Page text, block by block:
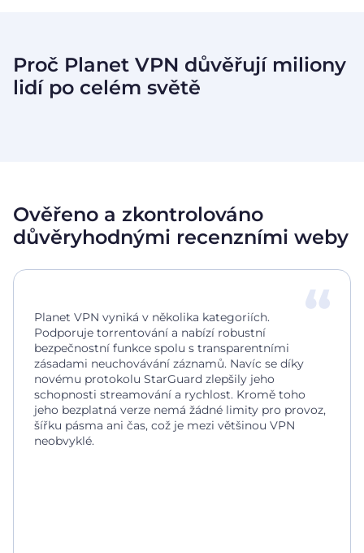
Proč Planet VPN důvěřují miliony
lidí po celém světě
Ověřeno a zkontrolováno
důvěryhodnými recenzními weby
Planet VPN vyniká v několika kategoriích.
Podporuje torrentování a nabízí robustní
bezpečnostní funkce spolu s transparentními
zásadami neuchovávání záznamů. Navíc se díky
novému protokolu StarGuard zlepšily jeho
schopnosti streamování a rychlost. Kromě toho
jeho bezplatná verze nemá žádné limity pro provoz,
šířku pásma ani čas, což je mezi většinou VPN
neobvyklé.